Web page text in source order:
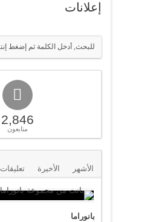
إعلانات
2,846
متابعون
الأشهر الأخيرة تعليقات
بانوراما